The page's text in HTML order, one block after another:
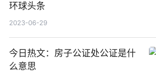
环球头条
2023-06-29
今日热文：房子公证处公证是什
么意思